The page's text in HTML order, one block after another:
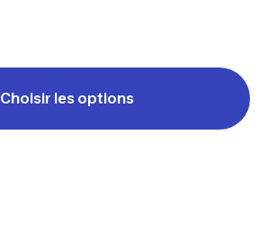
Choisir les options